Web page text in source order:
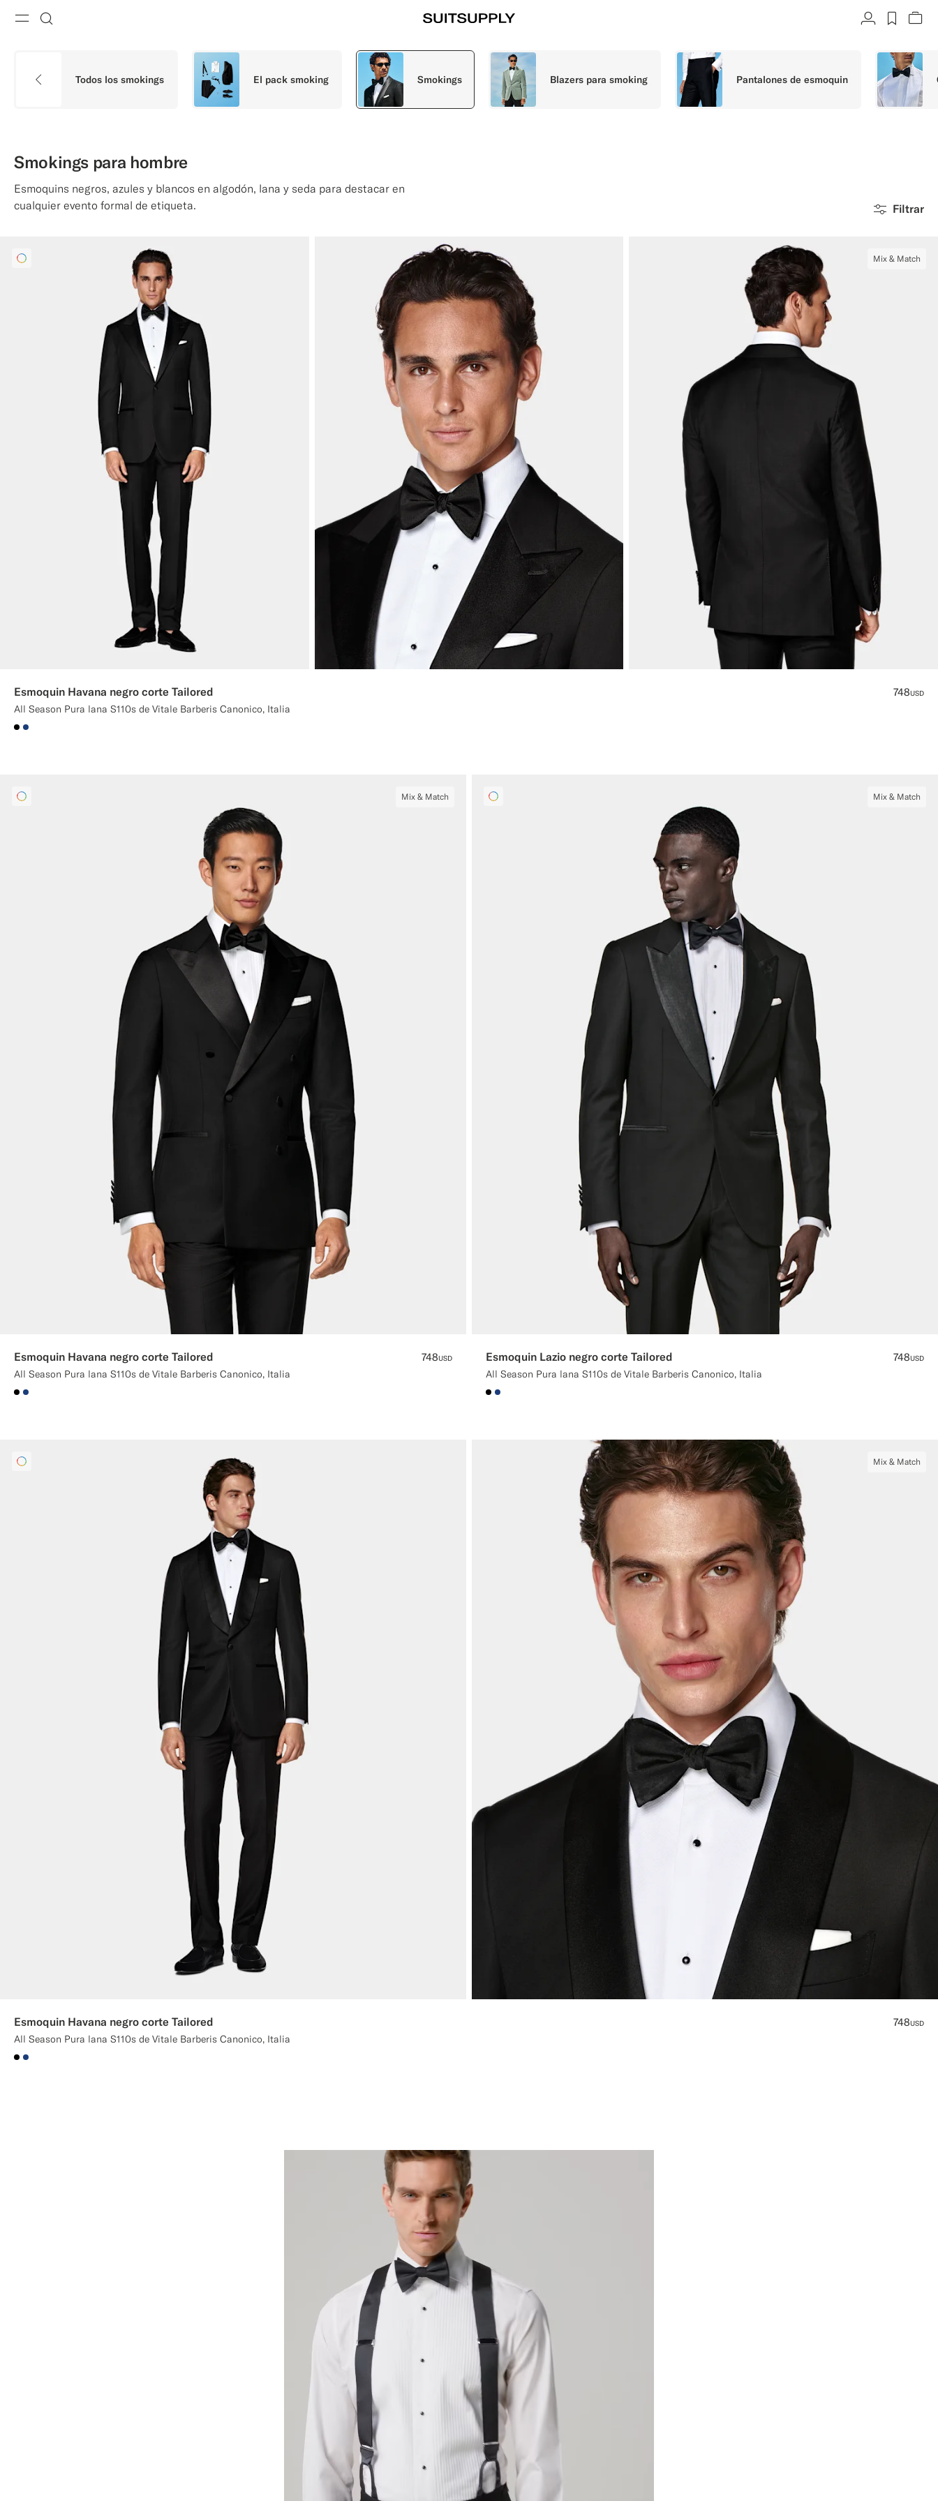
Todos los smokings El pack smoking Smokings Blazers para smoking Pantalones de esmoquin
Smokings para hombre
Esmoquins negros, azules y blancos en algodón, lana y seda para destacar en
cualquier evento formal de etiqueta.
Filtrar
Mix & Match
Esmoquin Havana negro corte Tailored
All Season Pura lana S110s de Vitale Barberis Canonico, Italia
748USD
#000000
#1C3D7A
Mix & Match
Esmoquin Havana negro corte Tailored
All Season Pura lana S110s de Vitale Barberis Canonico, Italia
748USD
#000000
#1C3D7A
Mix & Match
Esmoquin Lazio negro corte Tailored
All Season Pura lana S110s de Vitale Barberis Canonico, Italia
748USD
#000000
#1C3D7A
Mix & Match
Esmoquin Havana negro corte Tailored
All Season Pura lana S110s de Vitale Barberis Canonico, Italia
748USD
#000000
#1C3D7A